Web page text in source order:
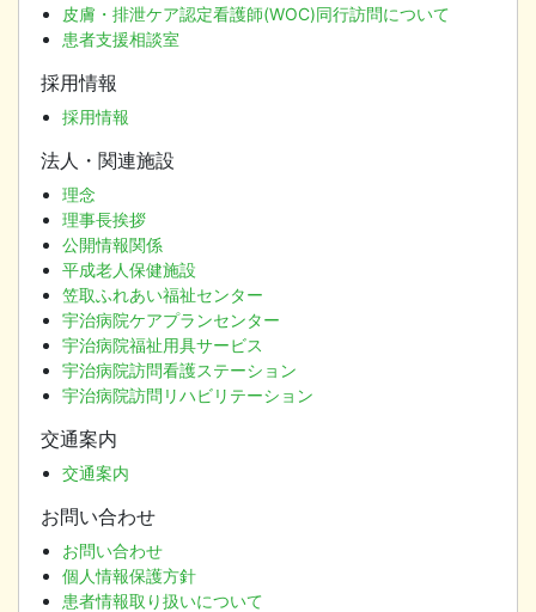
皮膚・排泄ケア認定看護師(WOC)同行訪問について
患者支援相談室
採用情報
採用情報
法人・関連施設
理念
理事長挨拶
公開情報関係
平成老人保健施設
笠取ふれあい福祉センター
宇治病院ケアプランセンター
宇治病院福祉用具サービス
宇治病院訪問看護ステーション
宇治病院訪問リハビリテーション
交通案内
交通案内
お問い合わせ
お問い合わせ
個人情報保護方針
患者情報取り扱いについて